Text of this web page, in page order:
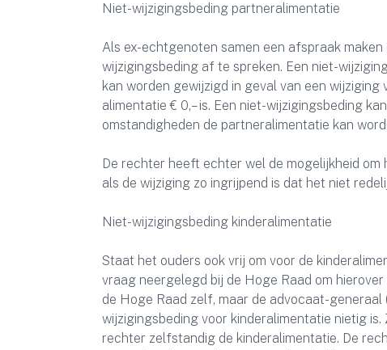
Niet-wijzigingsbeding partneralimentatie
Als ex-echtgenoten samen een afspraak
wijzigingsbeding af te spreken. Een niet-
kan worden gewijzigd in geval van een
alimentatie € 0,– is. Een niet-wijzigingsbeding
omstandigheden de partneralimentatie kan
De rechter heeft echter wel de mogelijkheid
als de wijziging zo ingrijpend is dat het niet
Niet-wijzigingsbeding kinderalimentatie
Staat het ouders ook vrij om voor de
vraag neergelegd bij de Hoge Raad om
de Hoge Raad zelf, maar de advocaat-
wijzigingsbeding voor kinderalimentatie nietig
rechter zelfstandig de kinderalimentatie. De